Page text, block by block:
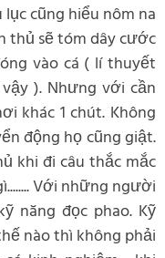
cũng hiểu nôm na
thủ sẽ tóm dây cước
vào cá ( lí thuyết
). Nhưng với cần
khác 1 chút. Không
động họ cũng giật.
khi đi câu thắc mắc
Với những người
năng đọc phao. Kỹ
nào thì không phải